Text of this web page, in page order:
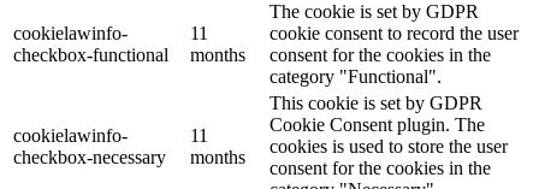
cookielawinfo-
checkbox-functional
11
months
The cookie is set by GDPR
cookie consent to record the user
consent for the cookies in the
category "Functional".
cookielawinfo-
checkbox-necessary
11
months
This cookie is set by GDPR
Cookie Consent plugin. The
cookies is used to store the user
consent for the cookies in the